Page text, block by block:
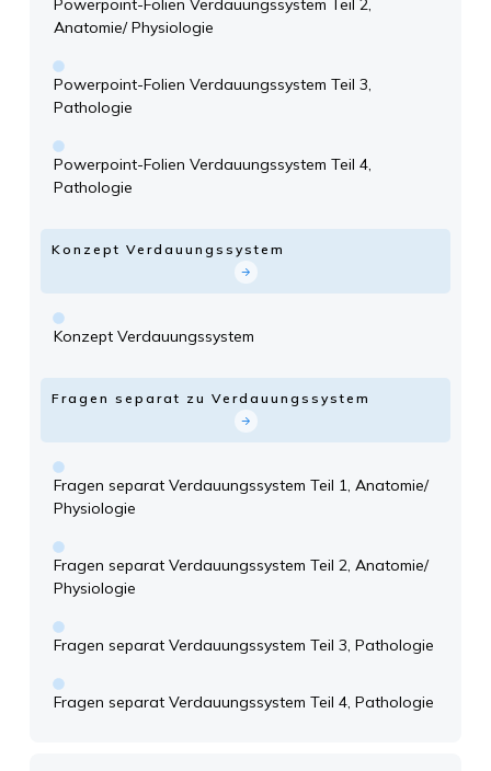
Powerpoint-Folien Verdauungssystem Teil 2,
Anatomie/ Physiologie
Powerpoint-Folien Verdauungssystem Teil 3,
Pathologie
Powerpoint-Folien Verdauungssystem Teil 4,
Pathologie
Konzept Verdauungssystem
Konzept Verdauungssystem
Fragen separat zu Verdauungssystem
Fragen separat Verdauungssystem Teil 1, Anatomie/
Physiologie
Fragen separat Verdauungssystem Teil 2, Anatomie/
Physiologie
Fragen separat Verdauungssystem Teil 3, Pathologie
Fragen separat Verdauungssystem Teil 4, Pathologie